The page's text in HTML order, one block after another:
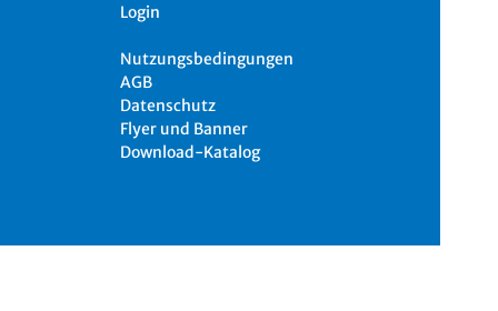
Login
Nutzungsbedingungen
AGB
Datenschutz
Flyer und Banner
Download-Katalog